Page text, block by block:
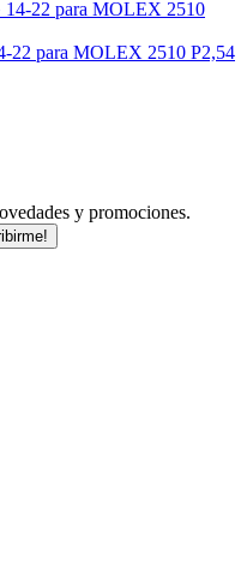
para MOLEX 2510 P2,54
y promociones.